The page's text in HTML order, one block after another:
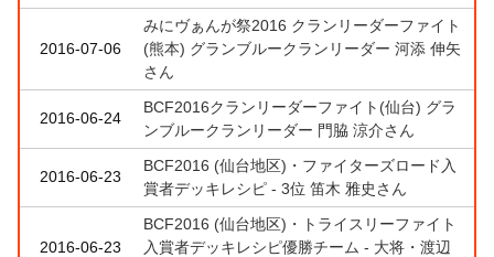
2016-07-06
みにヴぁんが祭2016 クランリーダーファイト
(熊本) グランブルークランリーダー 河添 伸矢
さん
2016-06-24
BCF2016クランリーダーファイト(仙台) グラ
ンブルークランリーダー 門脇 涼介さん
2016-06-23
BCF2016 (仙台地区)・ファイターズロード入
賞者デッキレシピ - 3位 笛木 雅史さん
2016-06-23
BCF2016 (仙台地区)・トライスリーファイト
入賞者デッキレシピ優勝チーム - 大将・渡辺